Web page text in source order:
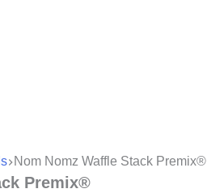
Nom Nomz Waffle Stack Premix®
Premix®